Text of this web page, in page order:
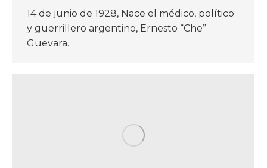
14 de junio de 1928, Nace el médico, político
y guerrillero argentino, Ernesto “Che”
Guevara.